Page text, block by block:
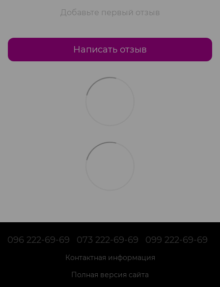
Добавьте первый отзыв
Написать отзыв
096 222-69-69 073 222-69-69 099 222-69-69
Контактная информация
Полная версия сайта